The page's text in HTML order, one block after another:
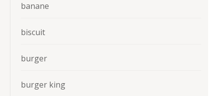
banane
biscuit
burger
burger king